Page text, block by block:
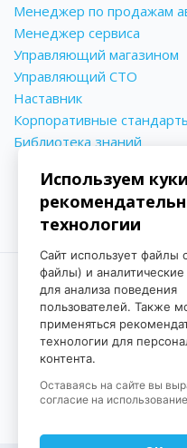
Менеджер по продажам
Менеджер сервиса
Управляющий магазином
Управляющий СТО
Наставник
Корпоративные
Библиотека знаний
Принимаем к оплате
Используем
технологии
Сайт использует файлы
файлы) и
для анализа поведения
пользователей. Также
применяться
технологии для
контента.
Оставаясь на сайте вы
согласие на использование